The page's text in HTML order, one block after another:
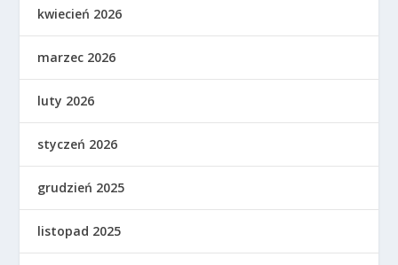
kwiecień 2026
marzec 2026
luty 2026
styczeń 2026
grudzień 2025
listopad 2025